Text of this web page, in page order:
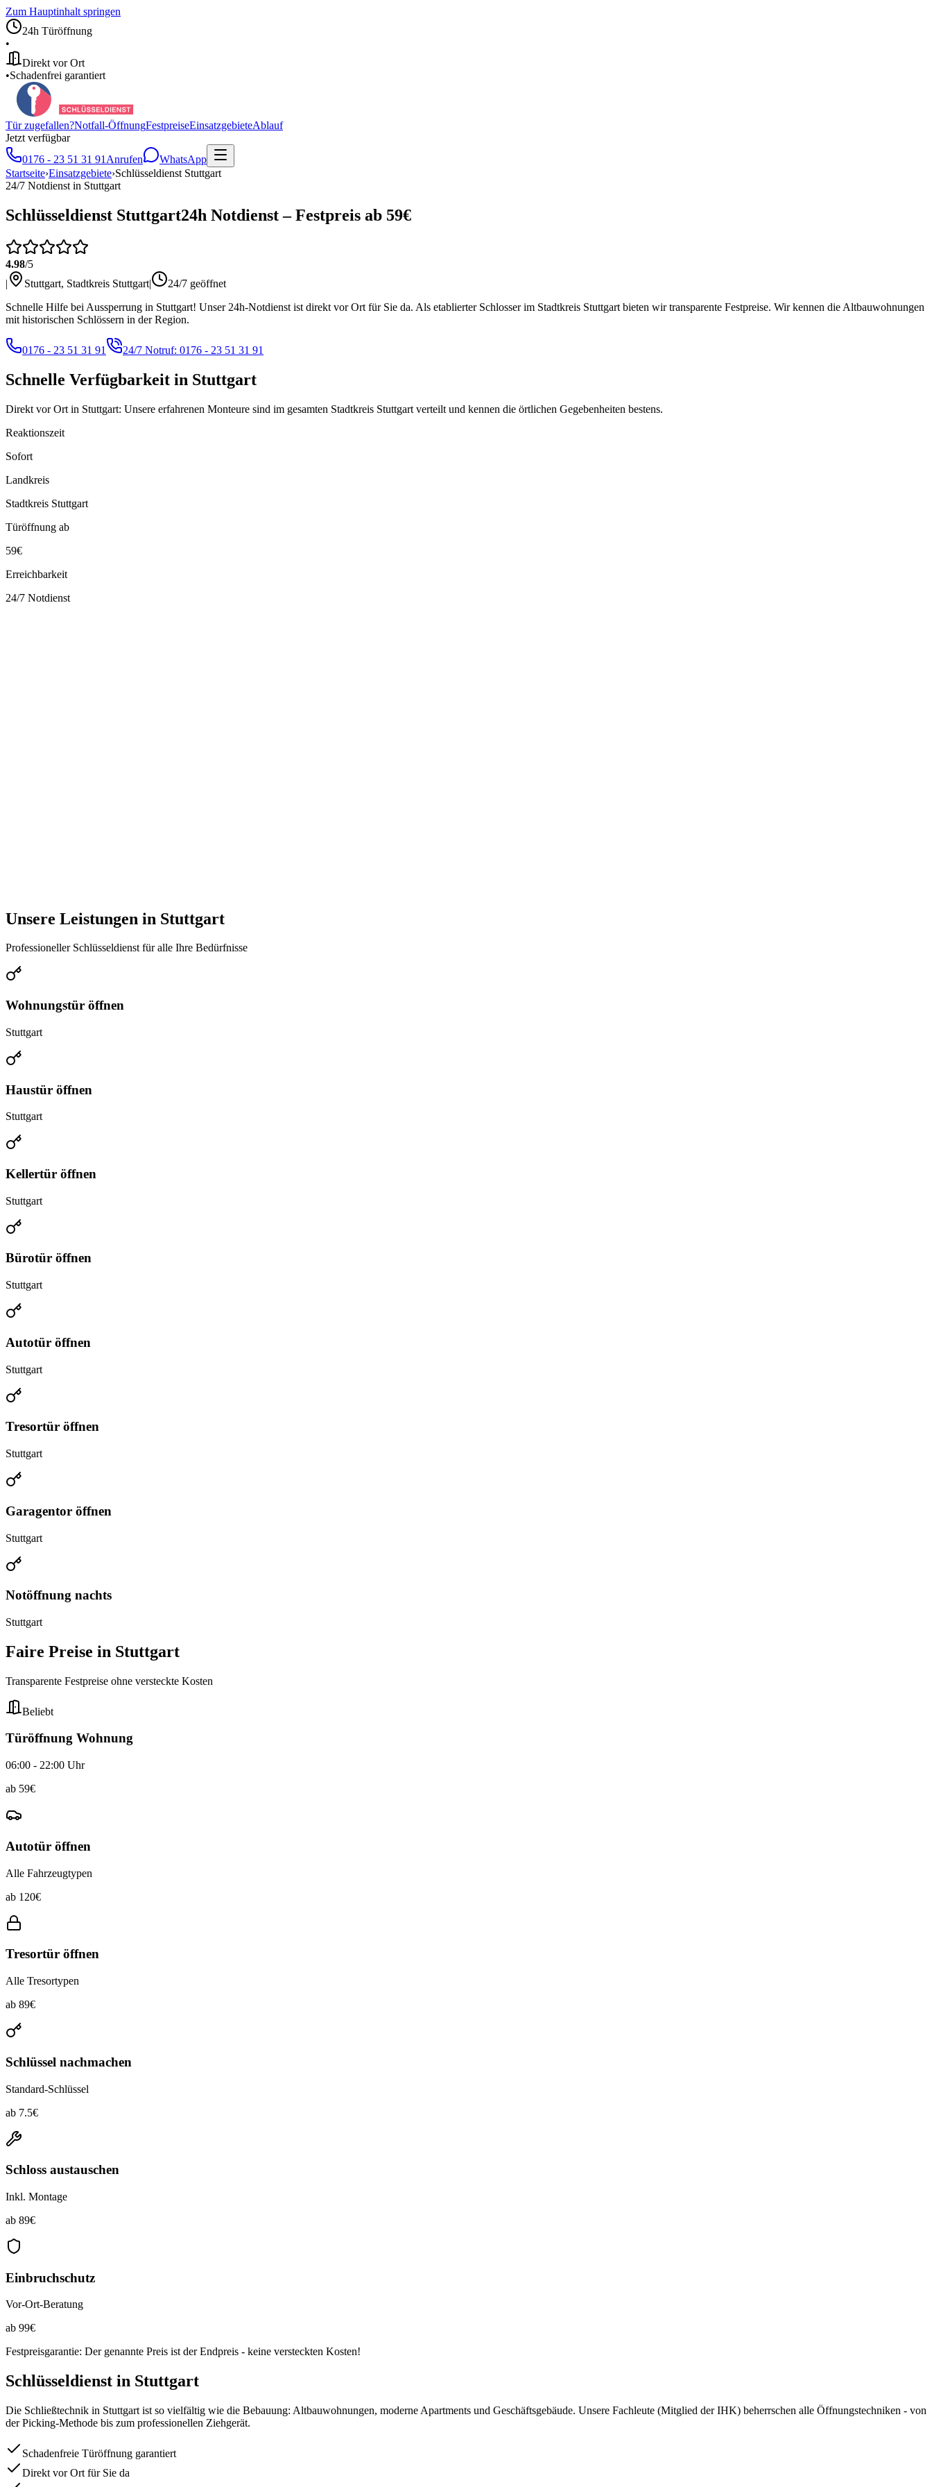
Zum Hauptinhalt springen
24h Türöffnung
•
Direkt vor Ort
•Schadenfrei garantiert
Tür zugefallen?Notfall-ÖffnungFestpreiseEinsatzgebieteAblauf
Jetzt verfügbar
0176 - 23 51 31 91 Anrufen
WhatsApp
Startseite›Einsatzgebiete›Schlüsseldienst Stuttgart
24/7 Notdienst in Stuttgart
Schlüsseldienst Stuttgart24h Notdienst – Festpreis ab 59€
4.98/5
|
Stuttgart, Stadtkreis Stuttgart|
24/7 geöffnet
Schnelle Hilfe bei Aussperrung in Stuttgart! Unser 24h-Notdienst ist direkt vor Ort für Sie da. Als etablierter Schlosser im Stadtkreis Stuttgart bieten wir transparente Festpreise. Wir kennen die Altbauwohnungen
mit historischen Schlössern in der Region.
0176 - 23 51 31 91 24/7 Notruf: 0176 - 23 51 31 91
Schnelle Verfügbarkeit in Stuttgart
Direkt vor Ort in Stuttgart: Unsere erfahrenen Monteure sind im gesamten Stadtkreis Stuttgart verteilt und kennen die örtlichen Gegebenheiten bestens.
Reaktionszeit
Sofort
Landkreis
Stadtkreis Stuttgart
Türöffnung ab
59€
Erreichbarkeit
24/7 Notdienst
Unsere Leistungen in Stuttgart
Professioneller Schlüsseldienst für alle Ihre Bedürfnisse
Wohnungstür öffnen
Stuttgart
Haustür öffnen
Stuttgart
Kellertür öffnen
Stuttgart
Bürotür öffnen
Stuttgart
Autotür öffnen
Stuttgart
Tresortür öffnen
Stuttgart
Garagentor öffnen
Stuttgart
Notöffnung nachts
Stuttgart
Faire Preise in Stuttgart
Transparente Festpreise ohne versteckte Kosten
Beliebt
Türöffnung Wohnung
06:00 - 22:00 Uhr
ab 59€
Autotür öffnen
Alle Fahrzeugtypen
ab 120€
Tresortür öffnen
Alle Tresortypen
ab 89€
Schlüssel nachmachen
Standard-Schlüssel
ab 7.5€
Schloss austauschen
Inkl. Montage
ab 89€
Einbruchschutz
Vor-Ort-Beratung
ab 99€
Festpreisgarantie: Der genannte Preis ist der Endpreis - keine versteckten Kosten!
Schlüsseldienst in Stuttgart
Die Schließtechnik in Stuttgart ist so vielfältig wie die Bebauung: Altbauwohnungen, moderne Apartments und Geschäftsgebäude. Unsere Fachleute (Mitglied der IHK) beherrschen alle Öffnungstechniken - von
der Picking-Methode bis zum professionellen Ziehgerät.
Schadenfreie Türöffnung garantiert
Direkt vor Ort für Sie da